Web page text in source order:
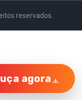
reservados.
agora